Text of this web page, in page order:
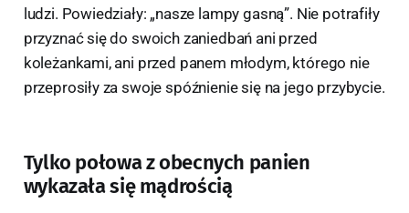
ludzi. Powiedziały: „nasze lampy gasną”. Nie potrafiły
przyznać się do swoich zaniedbań ani przed
koleżankami, ani przed panem młodym, którego nie
przeprosiły za swoje spóźnienie się na jego przybycie.
Tylko połowa z obecnych panien
wykazała się mądrością